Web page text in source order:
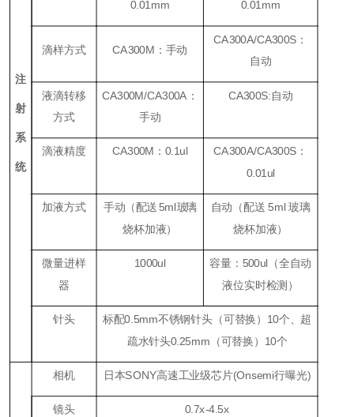
注
射
系
统
0.01mm 0.01mm
滴样方式 CA300M ： 手动
CA300A/CA300S ：
自动
液滴转移
方式
CA300M/CA300A ：
手动
CA300S:自动
滴液精度 CA300M ：0.1ul CA300A/CA300S ：
0.01ul
加液方式 手动（配送 5ml玻璃
烧杯加液）
自动（配送 5ml 玻璃
烧杯加液）
微量进样
器
1000ul 容量：500ul（全自动
液位实时检测）
针头 标配0.5mm不锈钢针头（可替换）10个、超
疏水针头0.25mm（可替换）10个
相机 日本SONY高速工业级芯片(Onsemi行曝光)
镜头 0.7x-4.5x